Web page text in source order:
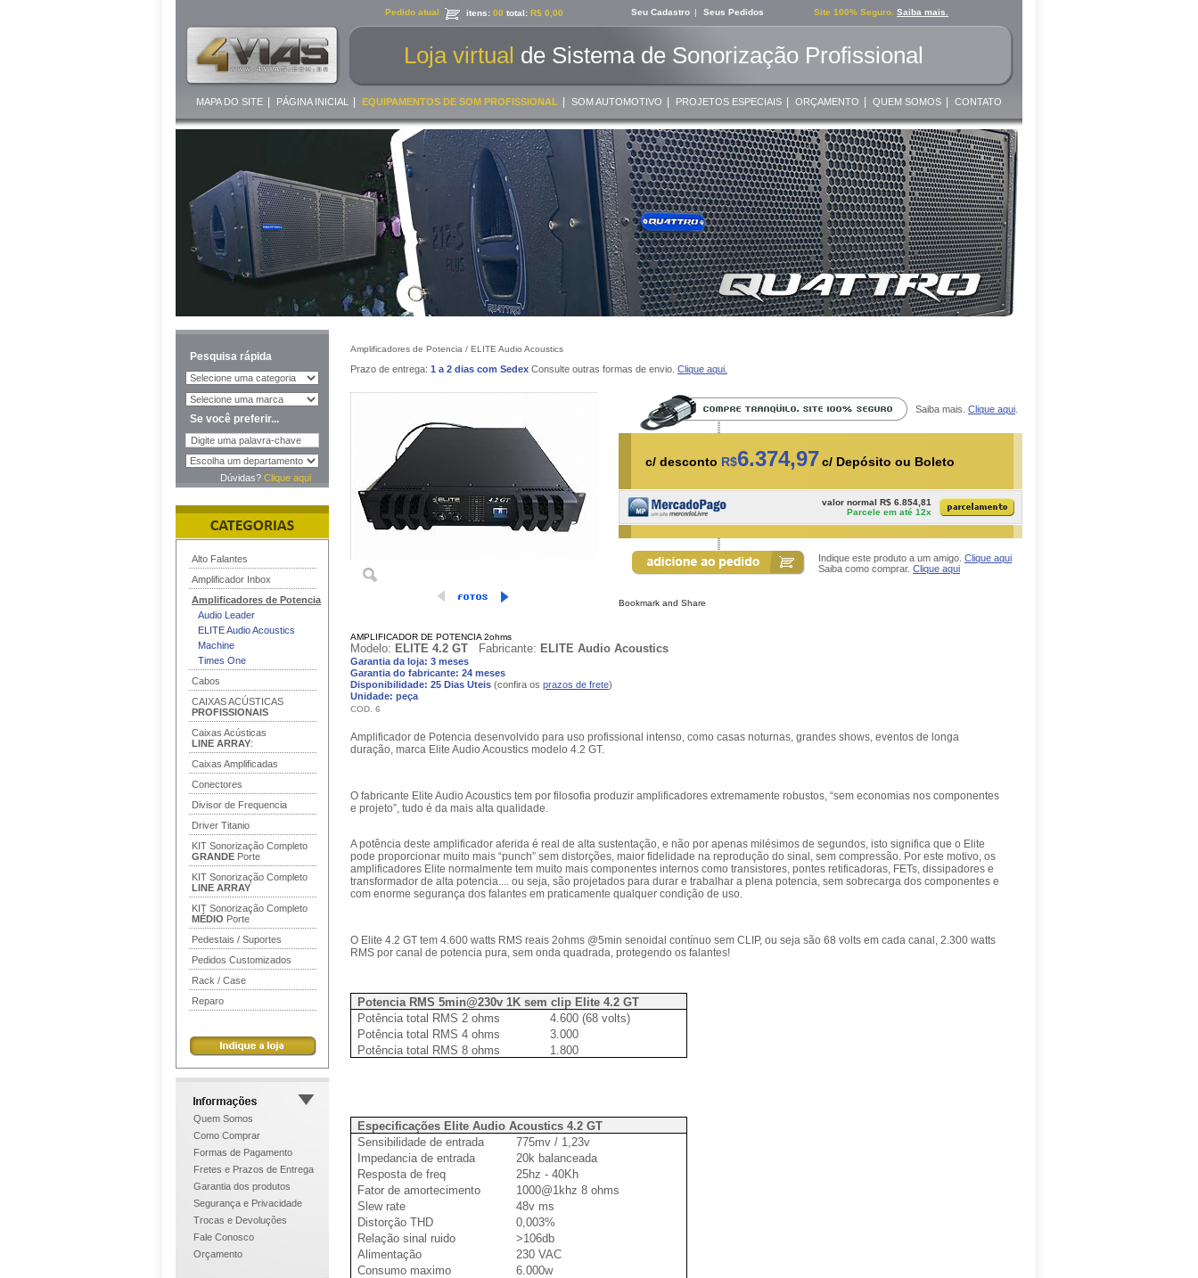
Pedido atual Seu Cadastro | Seus Pedidos Site 100% Seguro. Saiba mais.
itens: 00 total: R$ 0,00
Loja virtual de Sistema de Sonorização Profissional
MAPA DO SITE PÁGINA INICIAL EQUIPAMENTOS DE SOM PROFISSIONAL SOM AUTOMOTIVO PROJETOS ESPECIAIS ORÇAMENTO QUEM SOMOS CONTATO
Pesquisa rápida
Se você preferir...
Dúvidas? Clique aqui
Alto Falantes
Amplificador Inbox
Amplificadores de Potencia
Audio Leader
ELITE Audio Acoustics
Machine
Times One
Cabos
CAIXAS ACÚSTICAS
PROFISSIONAIS
Caixas Acústicas
LINE ARRAY:
Caixas Amplificadas
Conectores
Divisor de Frequencia
Driver Titanio
KIT Sonorização Completo
GRANDE Porte
KIT Sonorização Completo
LINE ARRAY
KIT Sonorização Completo
MÉDIO Porte
Pedestais / Suportes
Pedidos Customizados
Rack / Case
Reparo
Quem Somos
Como Comprar
Formas de Pagamento
Fretes e Prazos de Entrega
Garantia dos produtos
Segurança e Privacidade
Trocas e Devoluções
Fale Conosco
Orçamento
Amplificadores de Potencia / ELITE Audio Acoustics
Prazo de entrega: 1 a 2 dias com Sedex Consulte outras formas de envio. Clique aqui.
Saiba mais. Clique aqui
c/ desconto R$6.374,97c/ Depósito ou Boleto
valor normal R$ 6.854,81
Parcele em até 12x
Indique este produto a um amigo. Clique aqui
Saiba como comprar. Clique aqui
AMPLIFICADOR DE POTENCIA 2ohms
Modelo: ELITE 4.2 GT Fabricante: ELITE Audio Acoustics
Garantia da loja: 3 meses
Garantia do fabricante: 24 meses
Disponibilidade: 25 Dias Uteis (confira os prazos de frete)
Unidade: peça
COD. 6
Amplificador de Potencia desenvolvido para uso profissional intenso, como casas noturnas, grandes shows, eventos de longa
duração, marca Elite Audio Acoustics modelo 4.2 GT.
O fabricante Elite Audio Acoustics tem por filosofia produzir amplificadores extremamente robustos, “sem economias nos componentes
e projeto”, tudo é da mais alta qualidade.
A potência deste amplificador aferida é real de alta sustentação, e não por apenas milésimos de segundos, isto significa que o Elite
pode proporcionar muito mais “punch” sem distorções, maior fidelidade na reprodução do sinal, sem compressão. Por este motivo, os
amplificadores Elite normalmente tem muito mais componentes internos como transistores, pontes retificadoras, FETs, dissipadores e
transformador de alta potencia.... ou seja, são projetados para durar e trabalhar a plena potencia, sem sobrecarga dos componentes e
com enorme segurança dos falantes em praticamente qualquer condição de uso.
O Elite 4.2 GT tem 4.600 watts RMS reais 2ohms @5min senoidal contínuo sem CLIP, ou seja são 68 volts em cada canal, 2.300 watts
RMS por canal de potencia pura, sem onda quadrada, protegendo os falantes!
Potencia RMS 5min@230v 1K sem clip Elite 4.2 GT
Potência total RMS 2 ohms
4.600 (68 volts)
Potência total RMS 4 ohms
3.000
Potência total RMS 8 ohms
1.800
Especificações Elite Audio Acoustics 4.2 GT
Sensibilidade de entrada
775mv / 1,23v
Impedancia de entrada
20k balanceada
Resposta de freq
25hz - 40Kh
Fator de amortecimento
1000@1khz 8 ohms
Slew rate
48v ms
Distorção THD
0,003%
Relação sinal ruido
>106db
Alimentação
230 VAC
Consumo maximo
6.000w